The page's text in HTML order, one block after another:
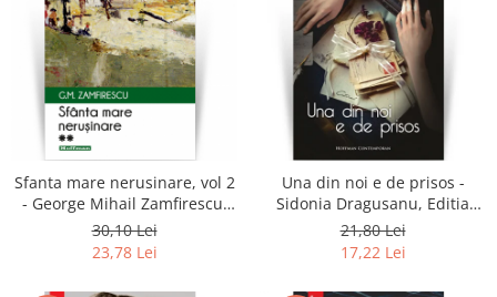
Sfanta mare nerusinare, vol 2
- George Mihail Zamfirescu,
Editia 2021
30,10 Lei
23,78 Lei
Una din noi e de prisos -
Sidonia Dragusanu, Editia
2021
21,80 Lei
17,22 Lei